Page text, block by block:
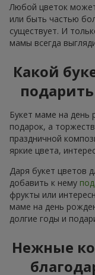
Любой цветок
или быть частью
существует. И
мамы всегда
Какой
Букет маме на
подарок, а
праздничной
яркие цвета,
Даря букет цветов
добавить к нему
фрукты или
маме на день
долгие годы и
Нежные